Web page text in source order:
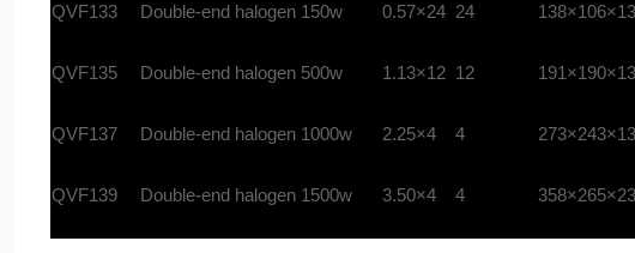
QVF133 Double-end halogen 150w 0.57×24 24
QVF135 Double-end halogen 500w 1.13×12 12
QVF137 Double-end halogen 1000w 2.25×4 4
QVF139 Double-end halogen 1500w 3.50×4 4